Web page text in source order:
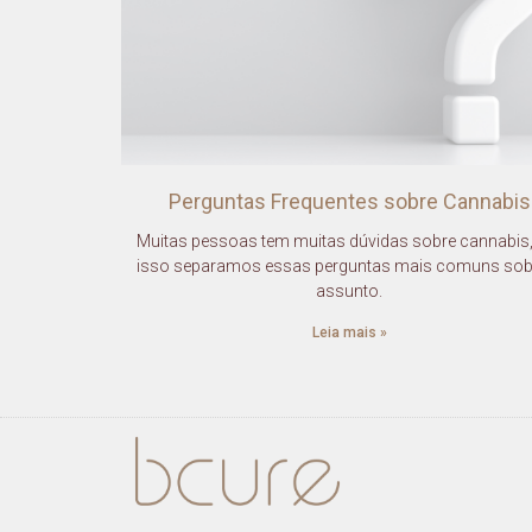
Perguntas Frequentes sobre Cannabis
Muitas pessoas tem muitas dúvidas sobre
isso separamos essas perguntas mais comuns
assunto.
Leia mais »